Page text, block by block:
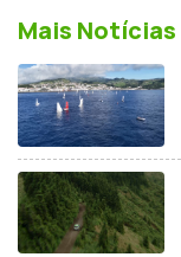
Mais Notícias